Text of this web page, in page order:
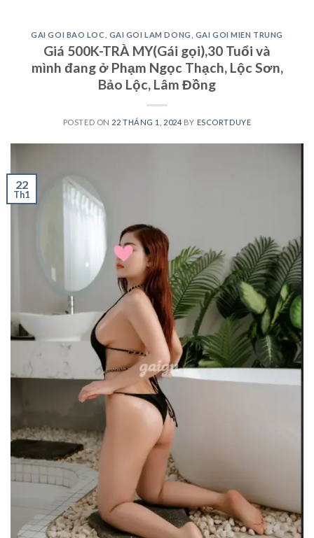
GAI GOI BAO LOC GAI GOI LAM DONG GAI GOI MIEN TRUNG
Giá 500K-TRÀ MY(Gái gọi),30 Tuổi và
mình đang ở Phạm Ngọc Thạch, Lộc Sơn,
Bảo Lộc, Lâm Đồng
POSTED ON 22 THÁNG 1, 2024 BY ESCORTDUYE
22
Th1